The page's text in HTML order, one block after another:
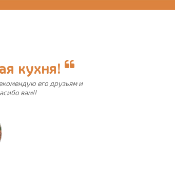
кухня!
его друзьям и
вам!!